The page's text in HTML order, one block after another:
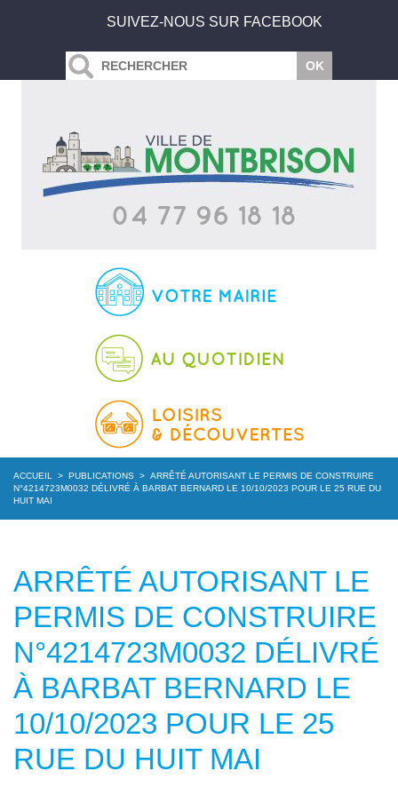
SUIVEZ-NOUS SUR FACEBOOK
ACCUEIL > PUBLICATIONS > ARRÊTÉ AUTORISANT LE PERMIS DE CONSTRUIRE
N°4214723M0032 DÉLIVRÉ À BARBAT BERNARD LE 10/10/2023 POUR LE 25 RUE DU
HUIT MAI
ARRÊTÉ AUTORISANT LE
PERMIS DE CONSTRUIRE
N°4214723M0032 DÉLIVRÉ
À BARBAT BERNARD LE
10/10/2023 POUR LE 25
RUE DU HUIT MAI